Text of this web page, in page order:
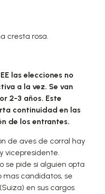
cresta rosa.
las elecciones no
a la vez. Se van
2-3 años. Este
continuidad en las
de los entrantes.
de aves de corral hay
vicepresidente.
se pide si alguien opta
mas candidatos, se
en sus cargos